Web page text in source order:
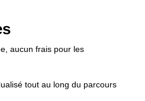
aucun frais pour les
tout au long du parcours